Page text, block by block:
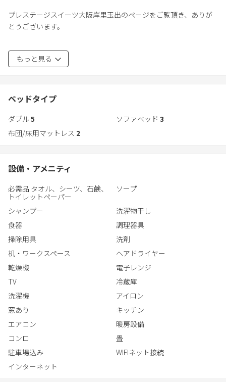
☆1階にバス・トイレと和洋寝室、シニアの方にも安心
☆関西空港と難波を結ぶ南海線上に立地、難波まで直通6分
☆最寄ICから車で5分!（市内の渋滞を回避できます）
☆閑静な住宅街に立地
☆屋上で喫煙可
■ 抜群のアクセス
大阪の中心の難波へは2路線（南海本線、南海高野線）で直通6
素早くアクセス可能です。
プレステージスイーツ大阪岸里玉出のページをご覧頂き、ありが
とうございます。
お陰様でこれまで多くの、複数世代のご家族様、大人数のご友人
連れ、小規模サークル、などにてご利用頂き、大阪でもトップレ
当施設は、快適な滞在のために必要な設備や条件を高いレベルで
負しております。（詳しくは下記をご覧ください）
す。
当施設での滞在が、素敵な思い出になるお手伝いをさせて頂きま
す。
皆様のお越しを、心よりお待ちしております。
もっと見る
ベッドタイプ
ダブル5 ソファベッド 3
布団/床用マットレス 2
設備・アメニティ
必需品 タオル、シーツ、石鹸、
トイレットペーパー
ソープ
シャンプー
洗濯物干し
食器
調理器具
掃除用具
洗剤
机・ワークスペース
ヘアドライヤー
乾燥機
電子レンジ
TV
冷蔵庫
洗濯機
アイロン
窓あり
キッチン
エアコン
暖房設備
コンロ
畳
駐車場込み
WIFIネット接続
インターネット